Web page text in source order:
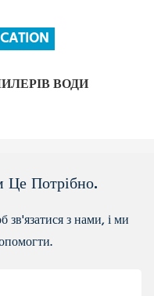
Потрібно.
зв'язатися з нами, і ми